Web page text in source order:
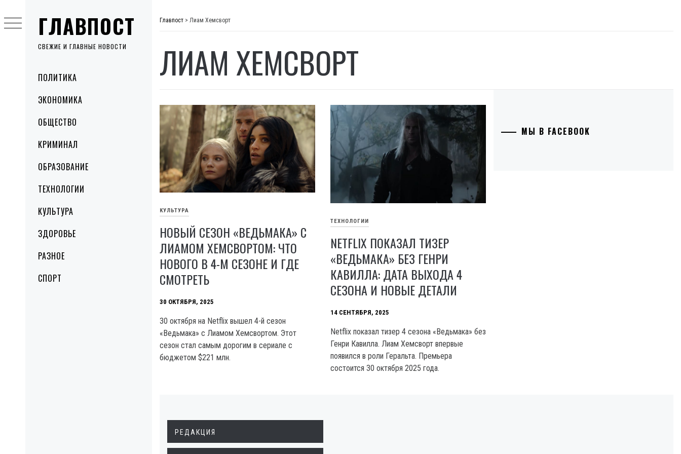
ГЛАВПОСТ
СВЕЖИЕ И ГЛАВНЫЕ НОВОСТИ
MenuПОЛИТИКА
ЭКОНОМИКА
ОБЩЕСТВО
КРИМИНАЛ
ОБРАЗОВАНИЕ
ТЕХНОЛОГИИ
КУЛЬТУРА
ЗДОРОВЬЕ
РАЗНОЕ
СПОРТ
to
content
Главпост > Лиам Хемсворт
ЛИАМ ХЕМСВОРТ
КУЛЬТУРА
НОВЫЙ СЕЗОН «ВЕДЬМАКА» С
ЛИАМОМ ХЕМСВОРТОМ: ЧТО
НОВОГО В 4-М СЕЗОНЕ И ГДЕ
СМОТРЕТЬ
30 ОКТЯБРЯ, 2025
30 октября на Netflix вышел 4-й сезон
«Ведьмака» с Лиамом Хемсвортом. Этот
сезон стал самым дорогим в сериале с
бюджетом $221 млн.
ТЕХНОЛОГИИ
NETFLIX ПОКАЗАЛ ТИЗЕР
«ВЕДЬМАКА» БЕЗ ГЕНРИ
КАВИЛЛА: ДАТА ВЫХОДА 4
СЕЗОНА И НОВЫЕ ДЕТАЛИ
14 СЕНТЯБРЯ, 2025
Netflix показал тизер 4 сезона «Ведьмака» без
Генри Кавилла. Лиам Хемсворт впервые
появился в роли Геральта. Премьера
состоится 30 октября 2025 года.
МЫ В FACEBOOK
РЕДАКЦИЯ